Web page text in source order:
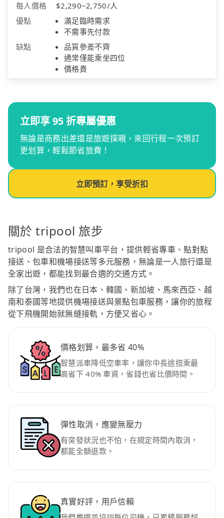
每人價格
$2,290~2,750/人
優點
滿足臨時需求
不需事先付款
缺點
品質參差不齊
通常僅能乘坐四位
價格貴
立即享 95 折專屬優惠
無論是商務出差還是旅遊探親，來回行程一次預訂
更划算，輕鬆節省旅費！
立即預訂，享受折扣
關於 tripool 旅步
tripool 是合法的智慧叫車平台，提供輕省專車、點對點
接送、包車和機場接送等多元服務，無論是一人旅行還是
全家出遊，都能找到最合適的交通方式。
除了台灣，我們也在日本、韓國、新加坡、馬來西亞、越
南和泰國等地提供機場接送與景點包車服務，讓你的旅程
從下飛機開始就無縫接軌，方便又省心。
價格划算，最多省 40%
智慧派車降低空車率，讓你中長途搭乘最
高省下 40% 車資，省錢也省比價時間。
彈性取消，應變無壓力
有突發狀況也不怕，在規定時間內取消，
都能全額退款。
真實好評，用戶信賴